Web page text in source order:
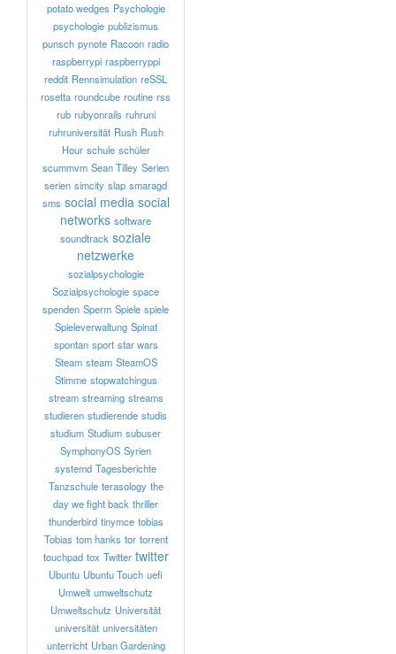
potato wedges Psychologie
psychologie publizismus
punsch pynote Racoon radio
raspberrypi raspberryppi
reddit Rennsimulation reSSL
rosetta roundcube routine rss
rub rubyonrails ruhruni
ruhruniversität Rush Rush
Hour schule schüler
scummvm Sean Tilley Serien
serien simcity slap smaragd
sms social media social
networks software
soundtrack soziale
netzwerke
sozialpsychologie
Sozialpsychologie space
spenden Sperm Spiele spiele
Spieleverwaltung Spinat
spontan sport star wars
Steam steam SteamOS
Stimme stopwatchingus
stream streaming streams
studieren studierende studis
studium Studium subuser
SymphonyOS Syrien
systemd Tagesberichte
Tanzschule terasology the
day we fight back thriller
thunderbird tinymce tobias
Tobias tom hanks tor torrent
touchpad tox Twitter twitter
Ubuntu Ubuntu Touch uefi
Umwelt umweltschutz
Umweltschutz Universität
universität universitäten
unterricht Urban Gardening